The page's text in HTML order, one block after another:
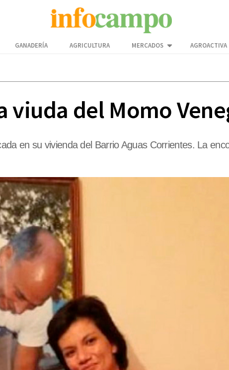
GANADERÍA AGRICULTURA MERCADOS AGROACTIVA
viuda del Momo
en su vivienda del Barrio Aguas Corrientes. La